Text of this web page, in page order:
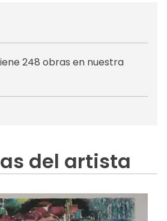
248 obras en nuestra
del artista